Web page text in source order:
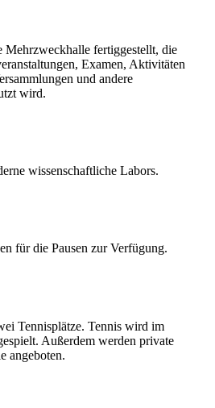
Mehrzweckhalle fertiggestellt, die
Examen, Aktivitäten
und andere
wird.
wissenschaftliche Labors.
für die Pausen zur Verfügung.
Tennisplätze. Tennis wird im
Außerdem werden private
angeboten.